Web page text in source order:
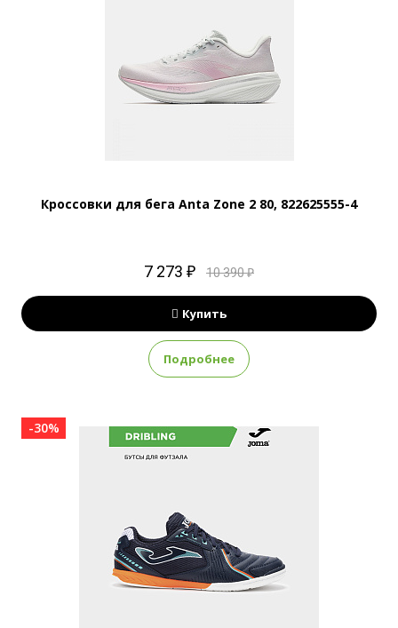
Кроссовки для бега Anta Zone 2 80, 822625555-4
7 273 ₽ 10 390 ₽
Купить
Подробнее
-30%